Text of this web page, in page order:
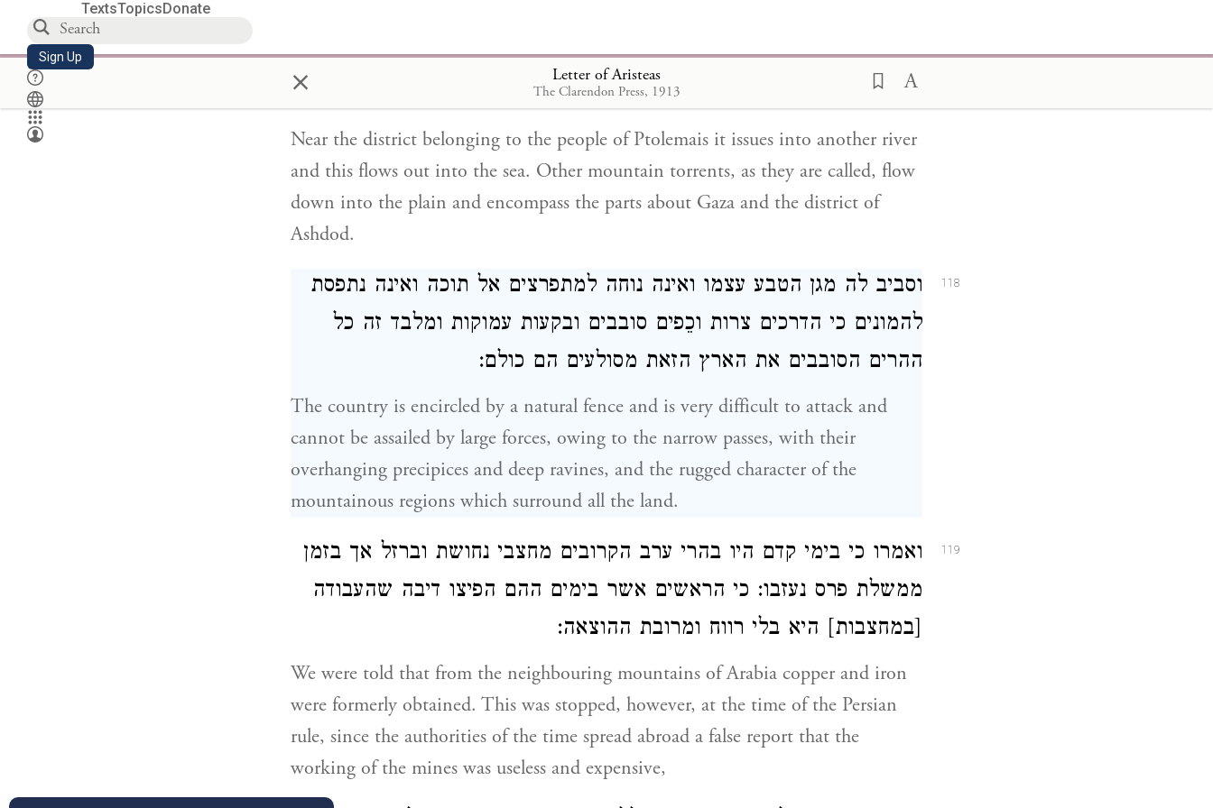
TextsTopicsDonate
Sign Up × Letter of Aristeas
The Clarendon Press, 1913
117
ושטפו נמשך לתוך נהר אחר שבתלמאידה וזה מושך אל הים: ואף אחרים
הנקראים נחלים שוטפים והם אוחזים בסביבות עזה ובארץ האזוטים:
Near the district belonging to the people of Ptolemais it issues into another river
and this flows out into the sea. Other mountain torrents, as they are called, flow
down into the plain and encompass the parts about Gaza and the district of
Ashdod.
118
וסביב לה מגן הטבע עצמו ואינה נוחה למתפרצים אל תוכה ואינה נתפסת
להמונים כי הדרכים צרות וכֵפים סובבים ובקעות עמוקות ומלבד זה כל
ההרים הסובבים את הארץ הזאת מסולעים הם כולם:
The country is encircled by a natural fence and is very difficult to attack and
cannot be assailed by large forces, owing to the narrow passes, with their
overhanging precipices and deep ravines, and the rugged character of the
mountainous regions which surround all the land.
119
ואמרו כי בימי קדם היו בהרי ערב הקרובים מחצבי נחושת וברזל אך בזמן
ממשלת פרס נעזבו: כי הראשים אשר בימים ההם הפיצו דיבה שהעבודה
[במחצבות] היא בלי רווח ומרובת ההוצאה:
We were told that from the neighbouring mountains of Arabia copper and iron
were formerly obtained. This was stopped, however, at the time of the Persian
rule, since the authorities of the time spread abroad a false report that the
working of the mines was useless and expensive,